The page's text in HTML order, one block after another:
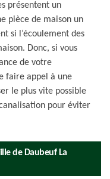
présentent un
pièce de maison un
si l’écoulement des
Donc, si vous
de votre
faire appel à une
le plus vite possible
pour éviter
de Daubeuf La